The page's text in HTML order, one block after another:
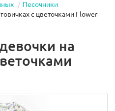
Песочники
с цветочками Flower
на